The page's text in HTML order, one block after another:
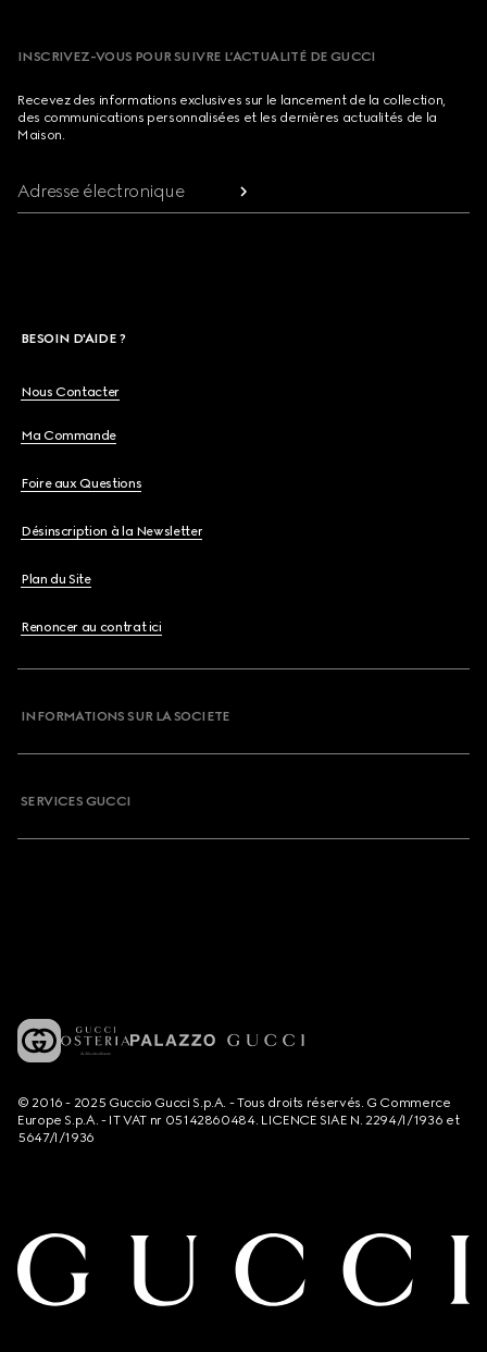
INSCRIVEZ-VOUS POUR SUIVRE L’ACTUALITÉ DE GUCCI
Recevez des informations exclusives sur le lancement de la collection,
des communications personnalisées et les dernières actualités de la
Maison.
Adresse électronique
BESOIN D'AIDE ?
Nous Contacter
Ma Commande
Foire aux Questions
Désinscription à la Newsletter
Plan du Site
Renoncer au contrat ici
INFORMATIONS SUR LA SOCIETE
SERVICES GUCCI
© 2016 - 2025 Guccio Gucci S.p.A. - Tous droits réservés. G Commerce
Europe S.p.A. - IT VAT nr 05142860484. LICENCE SIAE N. 2294/I/1936 et
5647/I/1936